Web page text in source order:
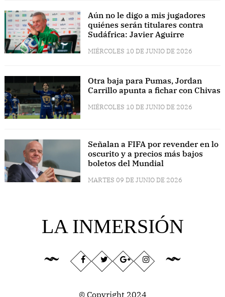
Aún no le digo a mis jugadores
quiénes serán titulares contra
Sudáfrica: Javier Aguirre
MIÉRCOLES 10 DE JUNIO DE 2026
Otra baja para Pumas, Jordan
Carrillo apunta a fichar con Chivas
MIÉRCOLES 10 DE JUNIO DE 2026
Señalan a FIFA por revender en lo
oscurito y a precios más bajos
boletos del Mundial
MARTES 09 DE JUNIO DE 2026
LA INMERSIÓN
© Copyright 2024